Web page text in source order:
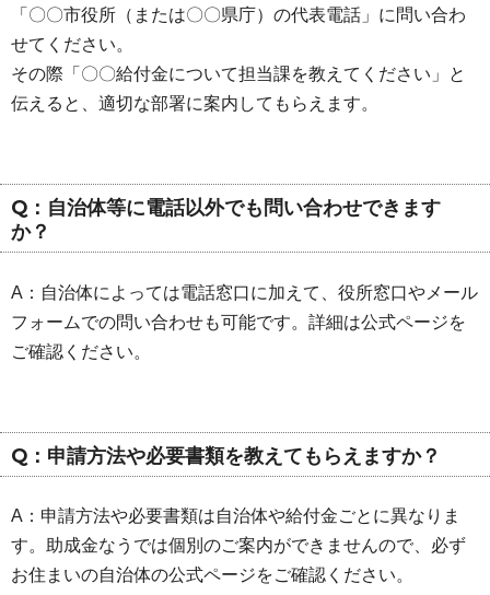
「〇〇市役所（または〇〇県庁）の代表電話」に問い合わ
せてください。
その際「〇〇給付金について担当課を教えてください」と
伝えると、適切な部署に案内してもらえます。
Q：自治体等に電話以外でも問い合わせできます
か？
A：自治体によっては電話窓口に加えて、役所窓口やメール
フォームでの問い合わせも可能です。詳細は公式ページを
ご確認ください。
Q：申請方法や必要書類を教えてもらえますか？
A：申請方法や必要書類は自治体や給付金ごとに異なりま
す。助成金なうでは個別のご案内ができませんので、必ず
お住まいの自治体の公式ページをご確認ください。